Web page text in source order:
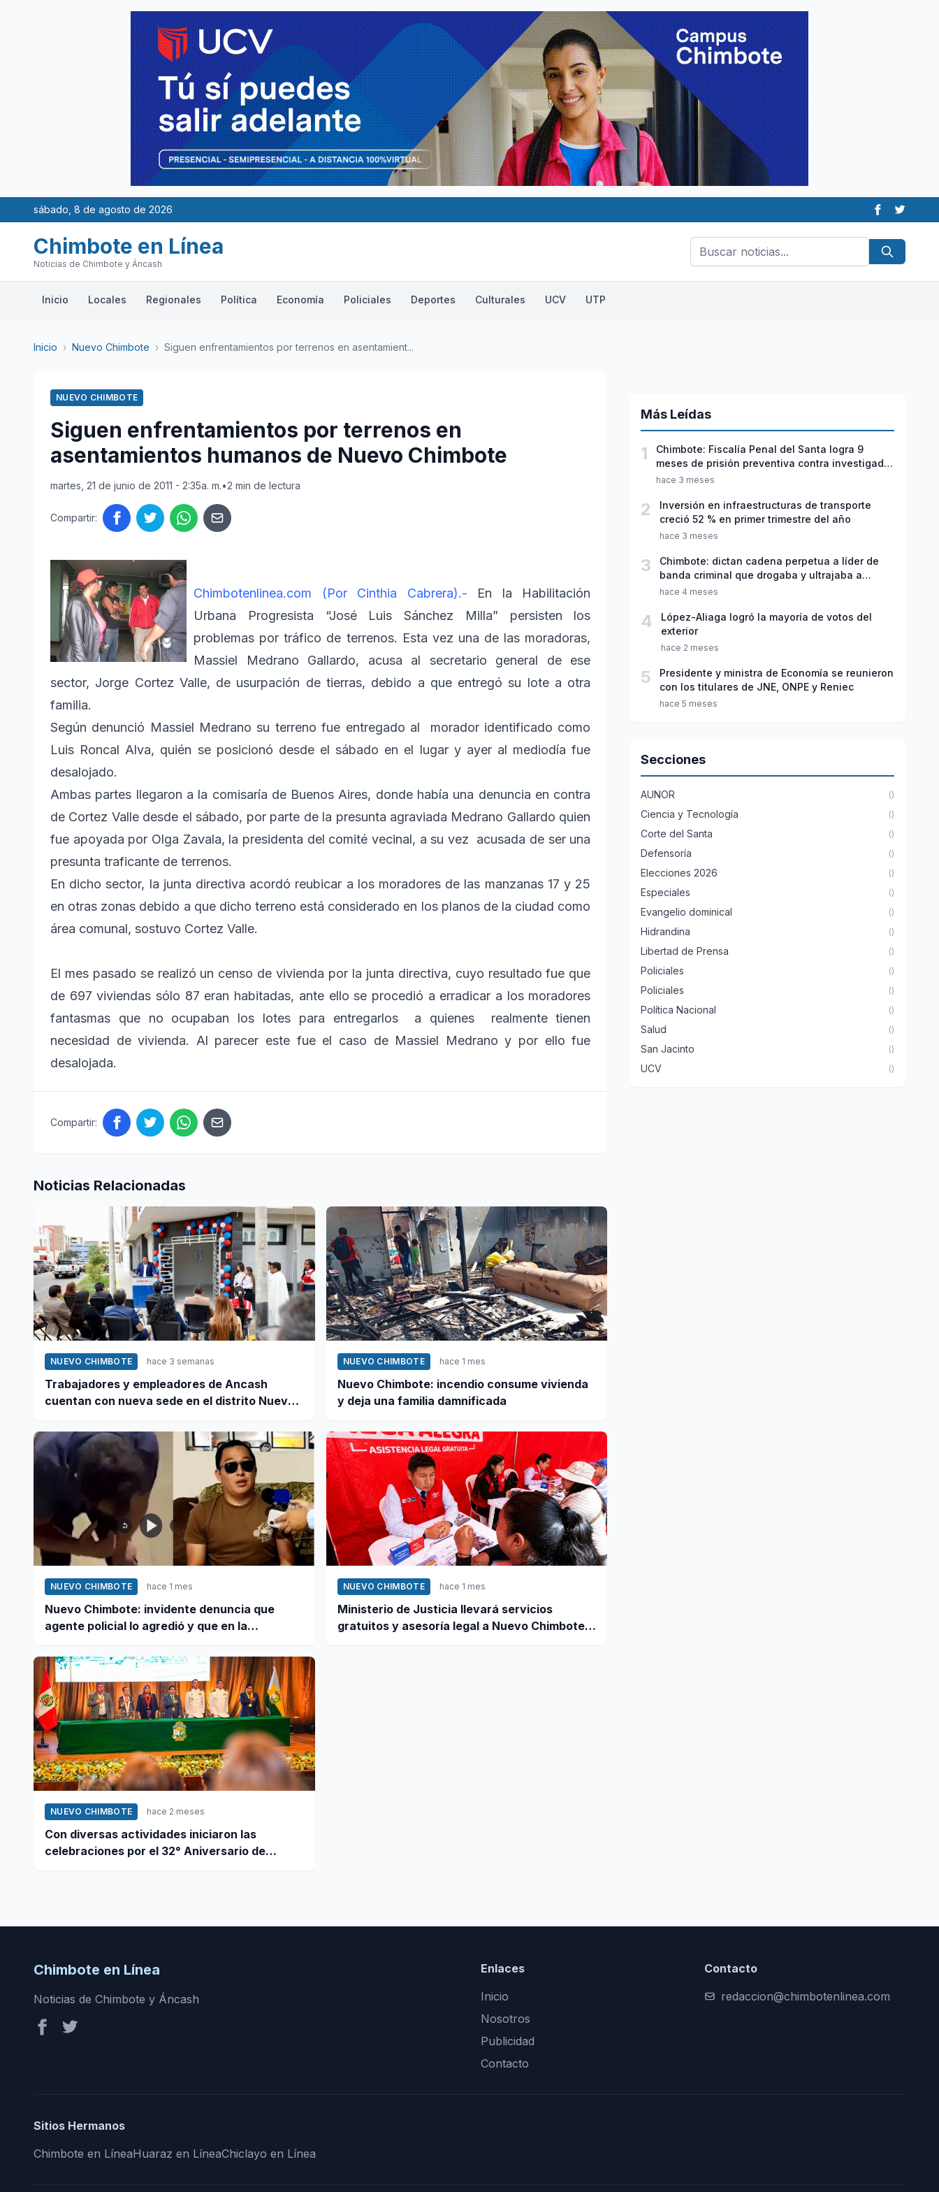
sábado, 8 de agosto de 2026
Chimbote en Línea
Noticias de Chimbote y Áncash
Inicio Locales Regionales Política Economía Policiales Deportes Culturales UCV UTP
Inicio › Nuevo Chimbote › Siguen enfrentamientos por terrenos en asentamient...
NUEVO CHIMBOTE
Siguen enfrentamientos por terrenos en
asentamientos humanos de Nuevo Chimbote
martes, 21 de junio de 2011 - 2:35a. m.•2 min de lectura
Compartir:
Chimbotenlinea.com (Por Cinthia Cabrera).- En la Habilitación
Urbana Progresista “José Luis Sánchez Milla” persisten los
problemas por tráfico de terrenos. Esta vez una de las moradoras,
Massiel Medrano Gallardo, acusa al secretario general de ese
sector, Jorge Cortez Valle, de usurpación de tierras, debido a que entregó su lote a otra
familia.
Según denunció Massiel Medrano su terreno fue entregado al morador identificado como
Luis Roncal Alva, quién se posicionó desde el sábado en el lugar y ayer al mediodía fue
desalojado.
Ambas partes llegaron a la comisaría de Buenos Aires, donde había una denuncia en contra
de Cortez Valle desde el sábado, por parte de la presunta agraviada Medrano Gallardo quien
fue apoyada por Olga Zavala, la presidenta del comité vecinal, a su vez acusada de ser una
presunta traficante de terrenos.
En dicho sector, la junta directiva acordó reubicar a los moradores de las manzanas 17 y 25
en otras zonas debido a que dicho terreno está considerado en los planos de la ciudad como
área comunal, sostuvo Cortez Valle.
El mes pasado se realizó un censo de vivienda por la junta directiva, cuyo resultado fue que
de 697 viviendas sólo 87 eran habitadas, ante ello se procedió a erradicar a los moradores
fantasmas que no ocupaban los lotes para entregarlos a quienes realmente tienen
necesidad de vivienda. Al parecer este fue el caso de Massiel Medrano y por ello fue
desalojada.
Compartir:
Noticias Relacionadas
NUEVO CHIMBOTE hace 3 semanas
Trabajadores y empleadores de Ancash
cuentan con nueva sede en el distrito Nuevo
NUEVO CHIMBOTE hace 1 mes
Nuevo Chimbote: incendio consume vivienda
y deja una familia damnificada
NUEVO CHIMBOTE hace 1 mes
Nuevo Chimbote: invidente denuncia que
agente policial lo agredió y que en la
NUEVO CHIMBOTE hace 1 mes
Ministerio de Justicia llevará servicios
gratuitos y asesoría legal a Nuevo Chimbote
NUEVO CHIMBOTE hace 2 meses
Con diversas actividades iniciaron las
celebraciones por el 32° Aniversario de
Más Leídas
1
Chimbote: Fiscalía Penal del Santa logra 9
meses de prisión preventiva contra investigado
por violación sexual y tentativa de feminicidio
hace 3 meses
2
Inversión en infraestructuras de transporte
creció 52 % en primer trimestre del año
hace 3 meses
3
Chimbote: dictan cadena perpetua a líder de
banda criminal que drogaba y ultrajaba a
jóvenes
hace 4 meses
4
López-Aliaga logró la mayoría de votos del
exterior
hace 2 meses
5
Presidente y ministra de Economía se reunieron
con los titulares de JNE, ONPE y Reniec
hace 5 meses
Secciones
AUNOR ()
Ciencia y Tecnología ()
Corte del Santa ()
Defensoría ()
Elecciones 2026 ()
Especiales ()
Evangelio dominical ()
Hidrandina ()
Libertad de Prensa ()
Policiales ()
Policiales ()
Política Nacional ()
Salud ()
San Jacinto ()
UCV ()
Chimbote en Línea
Noticias de Chimbote y Áncash
Enlaces
Inicio
Nosotros
Publicidad
Contacto
Contacto
redaccion@chimbotenlinea.com
Sitios Hermanos
Chimbote en LíneaHuaraz en LíneaChiclayo en Línea